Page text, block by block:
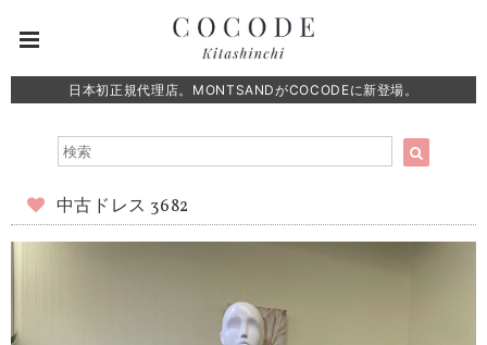
日本初正規代理店。MONTSANDがCOCODEに新登場。
中古ドレス 3682